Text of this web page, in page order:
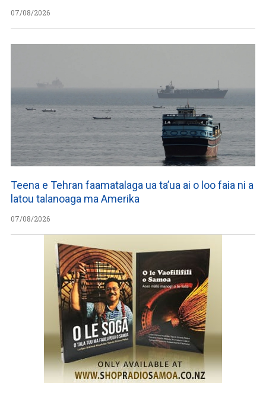
07/08/2026
Teena e Tehran faamatalaga ua ta’ua ai o loo faia ni a
latou talanoaga ma Amerika
07/08/2026